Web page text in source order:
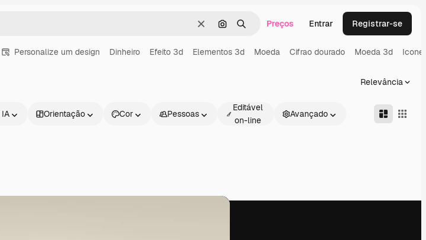
LimparPesquisar por imagem
BuscarPreços Entrar Registrar-se
Personalize um design Dinheiro Efeito 3d Elementos 3d Moeda Cifrao dourado Moeda 3d Icone
Relevância
Orientação Cor Pessoas
Editável
on-line
Avançado